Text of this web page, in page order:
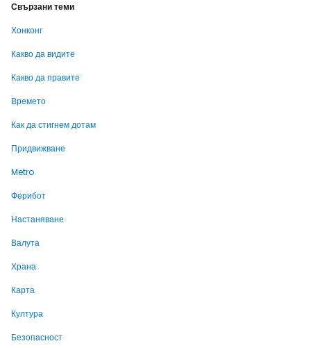
Свързани теми
Хонконг
Какво да видите
Какво да правите
Времето
Как да стигнем дотам
Придвижване
Metro
Ферибот
Настаняване
Валута
Храна
Карта
Култура
Безопасност